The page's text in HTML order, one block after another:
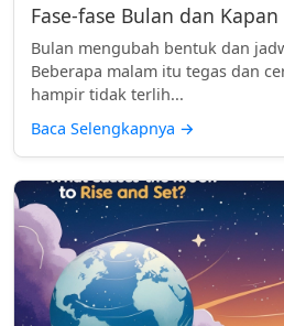
Fase-fase Bulan dan
Bulan mengubah bentuk dan
Beberapa malam itu tegas dan
hampir tidak terlih...
Baca Selengkapnya →